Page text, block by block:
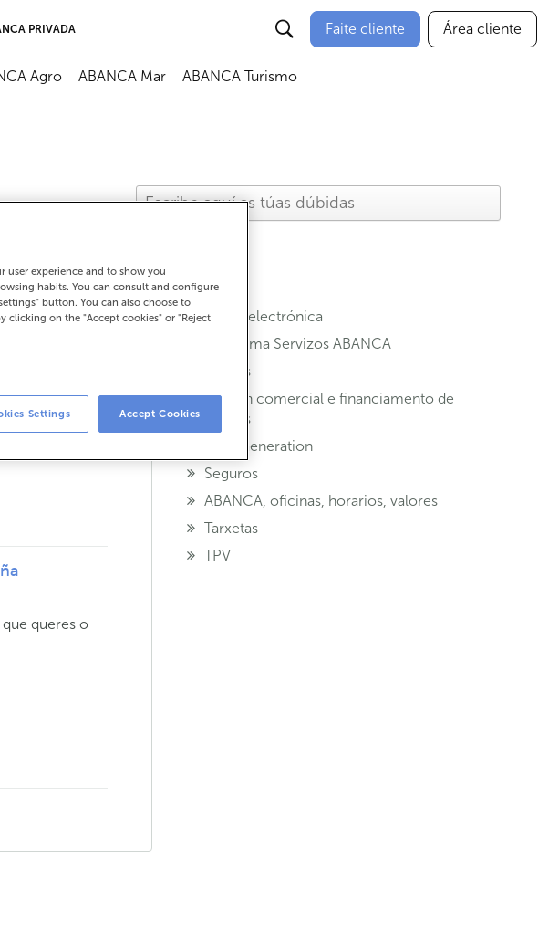
PRIVADA Faite cliente Área cliente
Agro ABANCA Mar ABANCA Turismo
queres o
Banca electrónica
Programa Servizos ABANCA
Contas
Xestión comercial e financiamento de
vendas
Next Generation
Seguros
ABANCA, oficinas, horarios, valores
Tarxetas
TPV
user experience and to show you
habits. You can consult and configure
button. You can also choose to
clicking on the "Accept cookies" or "Reject
Settings Accept Cookies